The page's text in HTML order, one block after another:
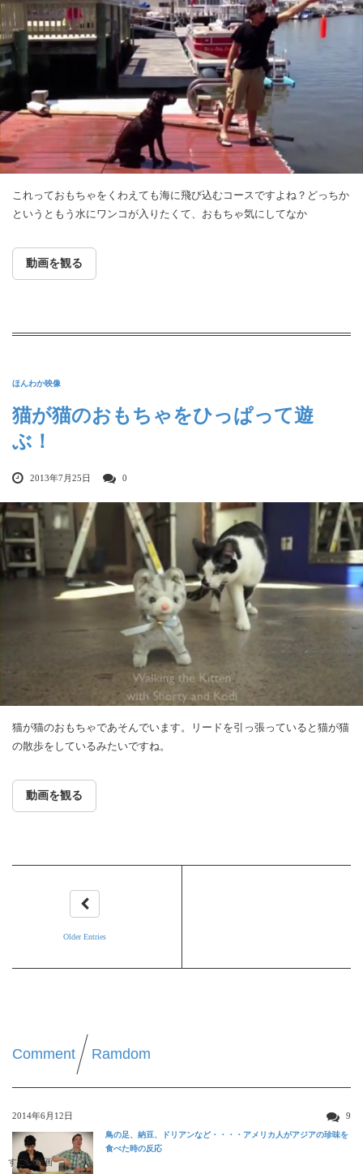
これっておもちゃをくわえても海に飛び込むコースですよね？どっちか
というともう水にワンコが入りたくて、おもちゃ気にしてなか
動画を観る
ほんわか映像
猫が猫のおもちゃをひっぱって遊
ぶ！
2013年7月25日 0
猫が猫のおもちゃであそんでいます。リードを引っ張っていると猫が猫
の散歩をしているみたいですね。
動画を観る
Older Entries
Comment Ramdom
2014年6月12日 9
すごい動画
鳥の足、納豆、ドリアンなど・・・・アメリカ人がアジアの珍味を
食べた時の反応